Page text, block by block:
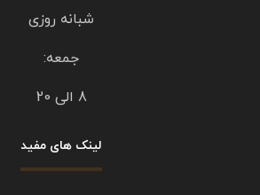
شبانه روزی
جمعه:
8 الی 20
لینک های مفید